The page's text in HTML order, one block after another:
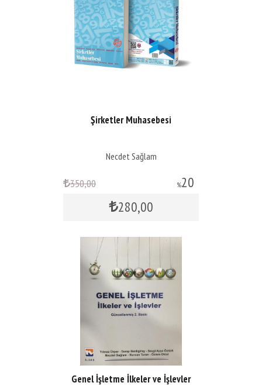
Şirketler Muhasebesi
Necdet Sağlam
%20
350,00
280,00
Genel İşletme İlkeler ve İşlevler